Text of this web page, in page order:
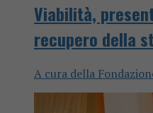
Viabilità,
recupero della
A cura della